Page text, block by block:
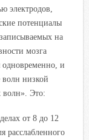
электродов,
потенциалы
на
мозга
и
волн низкой
Это:
от 8 до 12
расслабленного